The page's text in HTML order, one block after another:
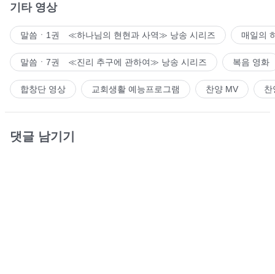
기타 영상
말씀ㆍ1권 ≪하나님의 현현과 사역≫ 낭송 시리즈 매일의
말씀ㆍ7권 ≪진리 추구에 관하여≫ 낭송 시리즈 복음 영화
합창단 영상 교회생활 예능프로그램 찬양 MV 찬
댓글 남기기